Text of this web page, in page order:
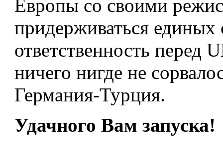
Европы со своими
придерживаться единых
ответственность перед
ничего нигде не
Германия-Турция.
Удачного Вам запуска!